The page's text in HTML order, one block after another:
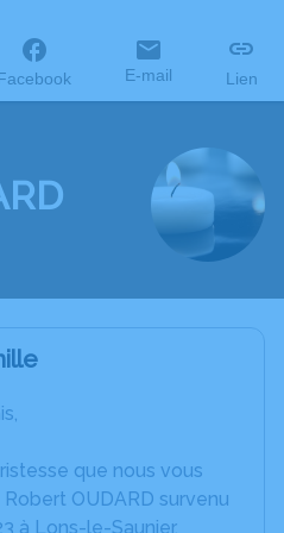
E-mail Lien
que nous vous
OUDARD survenu
à Lons-le-Saunier.